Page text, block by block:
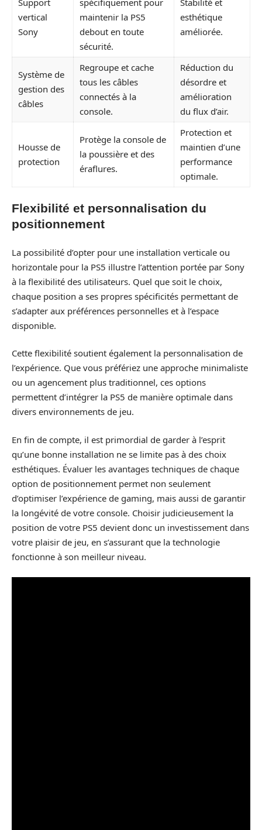
vertical
Sony
maintenir la PS5
debout en toute
sécurité.
esthétique
améliorée.
Système de
gestion des
câbles
Regroupe et cache
tous les câbles
connectés à la
console.
Réduction du
désordre et
amélioration
du flux d’air.
Housse de
protection
Protège la console de
la poussière et des
éraflures.
Protection et
maintien d’une
performance
optimale.
Flexibilité et personnalisation du
positionnement
La possibilité d’opter pour une installation verticale ou
horizontale pour la PS5 illustre l’attention portée par Sony
à la flexibilité des utilisateurs. Quel que soit le choix,
chaque position a ses propres spécificités permettant de
s’adapter aux préférences personnelles et à l’espace
disponible.
Cette flexibilité soutient également la personnalisation de
l’expérience. Que vous préfériez une approche minimaliste
ou un agencement plus traditionnel, ces options
permettent d’intégrer la PS5 de manière optimale dans
divers environnements de jeu.
En fin de compte, il est primordial de garder à l’esprit
qu’une bonne installation ne se limite pas à des choix
esthétiques. Évaluer les avantages techniques de chaque
option de positionnement permet non seulement
d’optimiser l’expérience de gaming, mais aussi de garantir
la longévité de votre console. Choisir judicieusement la
position de votre PS5 devient donc un investissement dans
votre plaisir de jeu, en s’assurant que la technologie
fonctionne à son meilleur niveau.